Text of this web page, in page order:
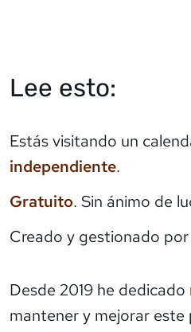
Lee esto:
Estás visitando un
independiente.
Gratuito. Sin ánimo de
Creado y gestionado por
Desde 2019 he dedicado
mantener y mejorar este